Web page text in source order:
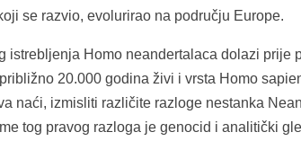
se razvio, evolurirao na području Europe.
istrebljenja Homo neandertalaca dolazi prije
20.000 godina živi i vrsta Homo
naći, izmisliti različite razloge nestanka
tog pravog razloga je genocid i analitički